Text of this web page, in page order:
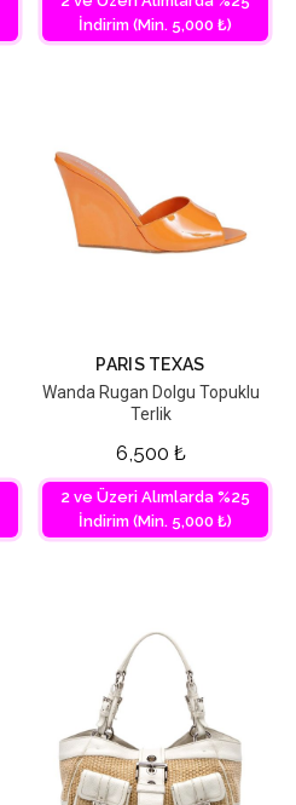
İndirim (Min. 5,000 ₺)
PARIS TEXAS
Wanda Rugan Dolgu Topuklu
Terlik
6,500 ₺
2 ve Üzeri Alımlarda %25
İndirim (Min. 5,000 ₺)